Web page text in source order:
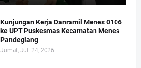
Kunjungan Kerja Danramil Menes 0106
ke UPT Puskesmas Kecamatan Menes
Pandeglang
Jumat, Juli 24, 2026